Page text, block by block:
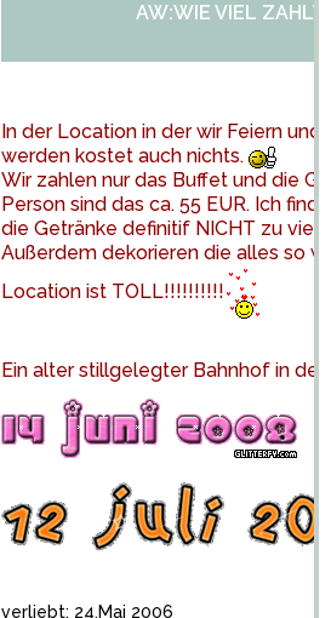
AW:WIE VIEL ZAHLT
In der Location in der wir Feiern
werden kostet auch nichts.
Wir zahlen nur das Buffet und die
Person sind das ca. 55 EUR. Ich
die Getränke definitif NICHT zu viel.
Außerdem dekorieren die alles so
Location ist TOLL!!!!!!!!!!
Ein alter stillgelegter Bahnhof in
verliebt: 24.Mai 2006